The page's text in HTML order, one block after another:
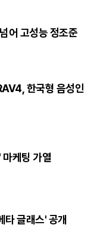
어 고성능 정조준
한국형 음성인
케팅 가열
글래스' 공개